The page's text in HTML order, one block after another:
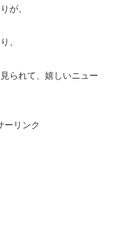
が、
、
られて、嬉しいニュー
ーリンク